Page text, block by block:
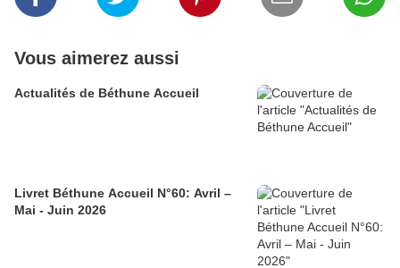
Vous aimerez aussi
Actualités de Béthune Accueil
Livret Béthune Accueil N°60: Avril –
Mai - Juin 2026